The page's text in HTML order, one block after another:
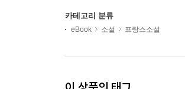
카테고리 분류
eBook 소설 프랑스소설